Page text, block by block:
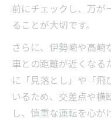
前にチェックし、万が
ることが大切です。
さらに、伊勢崎や高崎
車との距離が近くなる
に「見落とし」や「飛
いるため、交差点や横
し、慎重な運転を心が